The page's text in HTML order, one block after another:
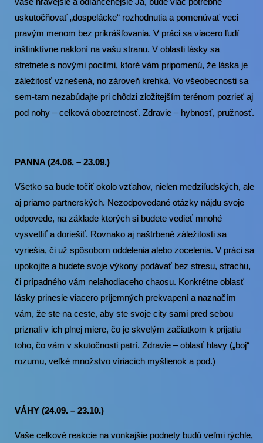
uskutočňovať „dospelácke“ rozhodnutia a pomenúvať veci
pravým menom bez prikrášľovania. V práci sa viacero ľudí
inštinktívne nakloní na vašu stranu. V oblasti lásky sa
stretnete s novými pocitmi, ktoré vám pripomenú, že láska je
záležitosť vznešená, no zároveň krehká. Vo všeobecnosti sa
sem-tam nezabúdajte pri chôdzi zložitejším terénom pozrieť aj
pod nohy – celková obozretnosť. Zdravie – hybnosť, pružnosť.
PANNA (24.08. – 23.09.)
Všetko sa bude točiť okolo vzťahov, nielen medziľudských, ale
aj priamo partnerských. Nezodpovedané otázky nájdu svoje
odpovede, na základe ktorých si budete vedieť mnohé
vysvetliť a doriešiť. Rovnako aj naštrbené záležitosti sa
vyriešia, či už spôsobom oddelenia alebo zocelenia. V práci sa
upokojíte a budete svoje výkony podávať bez stresu, strachu,
či prípadného vám nelahodiaceho chaosu. Konkrétne oblasť
lásky prinesie viacero príjemných prekvapení a naznačím
vám, že ste na ceste, aby ste svoje city sami pred sebou
priznali v ich plnej miere, čo je skvelým začiatkom k prijatiu
toho, čo vám v skutočnosti patrí. Zdravie – oblasť hlavy („boj“
rozumu, veľké množstvo víriacich myšlienok a pod.)
VÁHY (24.09. – 23.10.)
Vaše celkové reakcie na vonkajšie podnety budú veľmi rýchle,